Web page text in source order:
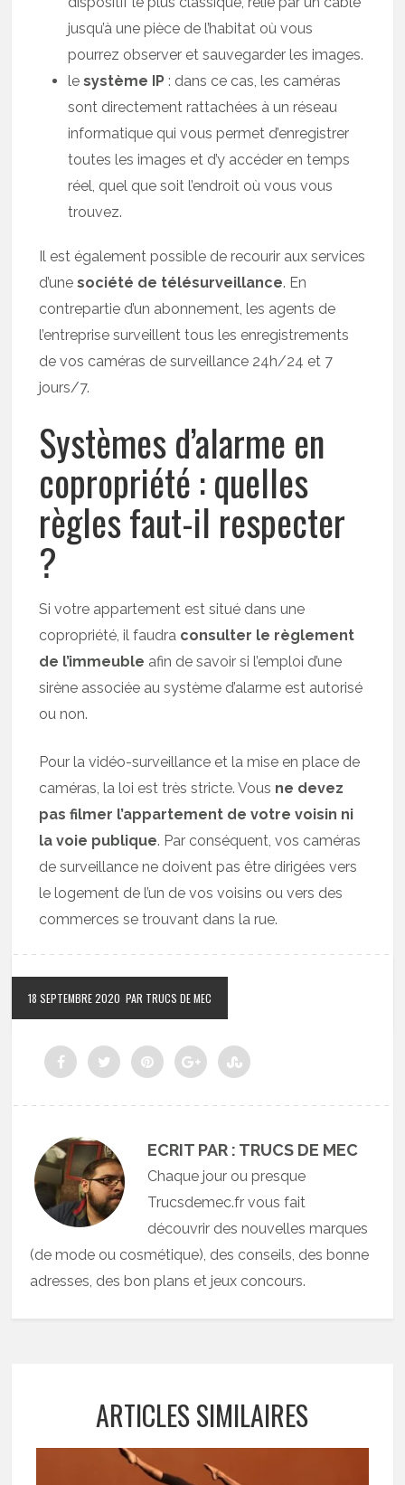
jusqu’à une pièce de l’habitat où vous
pourrez observer et sauvegarder les images.
le système IP : dans ce cas, les caméras
sont directement rattachées à un réseau
informatique qui vous permet d’enregistrer
toutes les images et d’y accéder en temps
réel, quel que soit l’endroit où vous vous
trouvez.
Il est également possible de recourir aux services
d’unesociété de télésurveillance. En
contrepartie d’un abonnement, les agents de
l’entreprise surveillent tous les enregistrements
de vos caméras de surveillance 24h/24 et 7
jours/7.
Systèmes d’alarme en
copropriété : quelles
règles faut-il respecter
?
Si votre appartement est situé dans une
copropriété, il faudra consulter le règlement
de l’immeuble afin de savoir si l’emploi d’une
sirène associée au système d’alarme est autorisé
ou non.
Pour la vidéo-surveillance et la mise en place de
caméras, la loi est très stricte. Vous ne devez
pas filmer l’appartement de votre voisin ni
la voie publique. Par conséquent, vos caméras
de surveillance ne doivent pas être dirigées vers
le logement de l’un de vos voisins ou vers des
commerces se trouvant dans la rue.
18 SEPTEMBRE 2020 PAR TRUCS DE MEC
ECRIT PAR : TRUCS DE MEC
Chaque jour ou presque
Trucsdemec.fr vous fait
découvrir des nouvelles marques
(de mode ou cosmétique), des conseils, des bonne
adresses, des bon plans et jeux concours.
ARTICLES SIMILAIRES